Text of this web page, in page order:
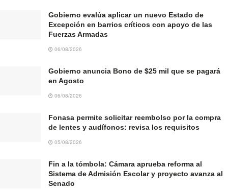
Gobierno evalúa aplicar un nuevo Estado de
Excepción en barrios críticos con apoyo de las
Fuerzas Armadas
06/08/2026
Gobierno anuncia Bono de $25 mil que se pagará
en Agosto
06/08/2026
Fonasa permite solicitar reembolso por la compra
de lentes y audífonos: revisa los requisitos
05/08/2026
Fin a la tómbola: Cámara aprueba reforma al
Sistema de Admisión Escolar y proyecto avanza al
Senado